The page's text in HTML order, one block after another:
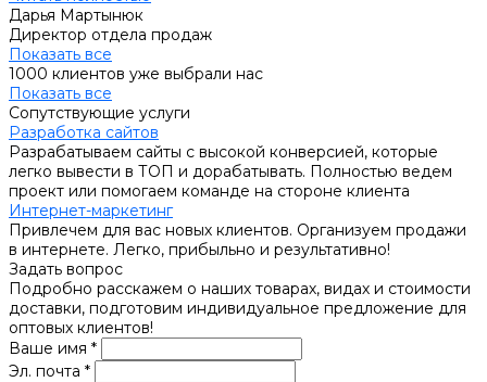
Дарья Мартынюк
Директор отдела продаж
Показать все
1000 клиентов уже выбрали нас
Показать все
Сопутствующие услуги
Разработка сайтов
Разрабатываем сайты с высокой конверсией, которые
легко вывести в ТОП и дорабатывать. Полностью ведем
проект или помогаем команде на стороне клиента
Интернет-маркетинг
Привлечем для вас новых клиентов. Организуем продажи
в интернете. Легко, прибыльно и результативно!
Задать вопрос
Подробно расскажем о наших товарах, видах и стоимости
доставки, подготовим индивидуальное предложение для
оптовых клиентов!
Ваше имя *
Эл. почта *